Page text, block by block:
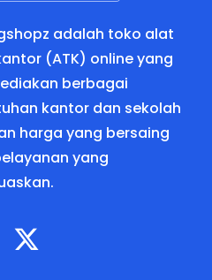
adalah toko alat
(ATK) online yang
berbagai
kantor dan sekolah
harga yang bersaing
yang